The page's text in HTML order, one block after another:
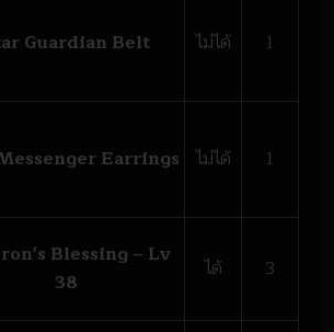
Guardian Belt ไม่ได้ 1
Earrings ไม่ได้ 1
Blessing – Lv
38
ได้ 3